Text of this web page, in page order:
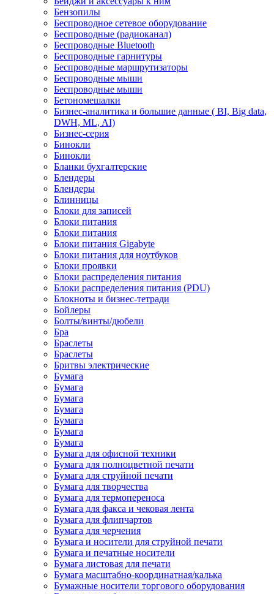
Бензопилы
Беспроводное сетевое оборудование
Беспроводные (радиоканал)
Беспроводные Bluetooth
Беспроводные гарнитуры
Беспроводные маршрутизаторы
Беспроводные мыши
Беспроводные мыши
Бетономешалки
Бизнес-аналитика и большие данные ( BI, Big data,
DWH, ML, AI)
Бизнес-серия
Бинокли
Бинокли
Бланки бухгалтерские
Блендеры
Блендеры
Блинницы
Блоки для записей
Блоки питания
Блоки питания
Блоки питания Gigabyte
Блоки питания для ноутбуков
Блоки проявки
Блоки распределения питания
Блоки распределения питания (PDU)
Блокноты и бизнес-тетради
Бойлеры
Болты/винты/дюбели
Бра
Браслеты
Браслеты
Бритвы электрические
Бумага
Бумага
Бумага
Бумага
Бумага
Бумага
Бумага
Бумага для офисной техники
Бумага для полноцветной печати
Бумага для струйной печати
Бумага для творчества
Бумага для термопереноса
Бумага для факса и чековая лента
Бумага для флипчартов
Бумага для черчения
Бумага и носители для струйной печати
Бумага и печатные носители
Бумага листовая для печати
Бумага масштабно-координатная/калька
Бумажные носители торгового оборудования